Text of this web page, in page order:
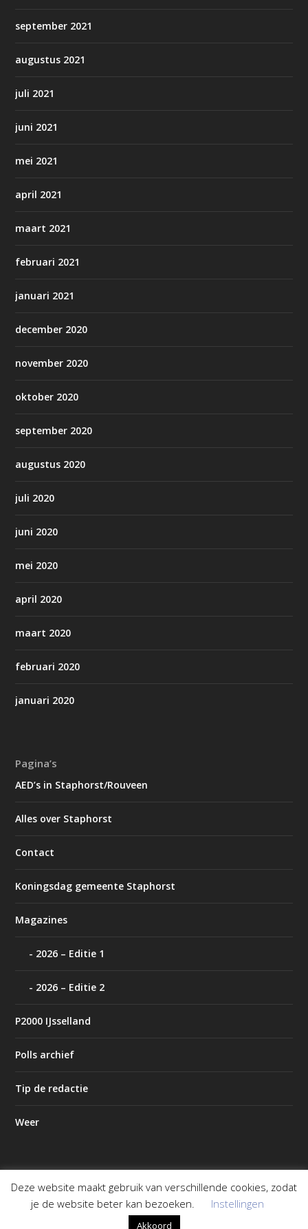
september 2021
augustus 2021
juli 2021
juni 2021
mei 2021
april 2021
maart 2021
februari 2021
januari 2021
december 2020
november 2020
oktober 2020
september 2020
augustus 2020
juli 2020
juni 2020
mei 2020
april 2020
maart 2020
februari 2020
januari 2020
Pagina’s
AED’s in Staphorst/Rouveen
Alles over Staphorst
Contact
Koningsdag gemeente Staphorst
Magazines
2026 – Editie 1
2026 – Editie 2
P2000 IJsselland
Polls archief
Tip de redactie
Weer
Ontworpen doorElegant Themes | Mogelijk gemaakt door
WordPress
Deze website maakt gebruik van verschillende cookies, zodat
je de website beter kan bezoeken.
Instellingen
Akkoord